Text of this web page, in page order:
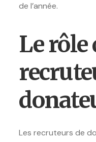
de l’année.
Le rôle
Les recruteurs de